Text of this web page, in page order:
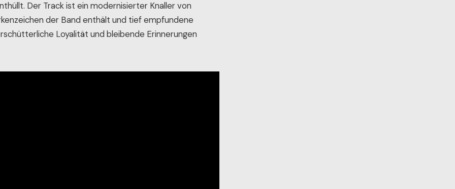
Der Track ist ein modernisierter Knaller von
der Band enthält und tief empfundene
Loyalität und bleibende Erinnerungen